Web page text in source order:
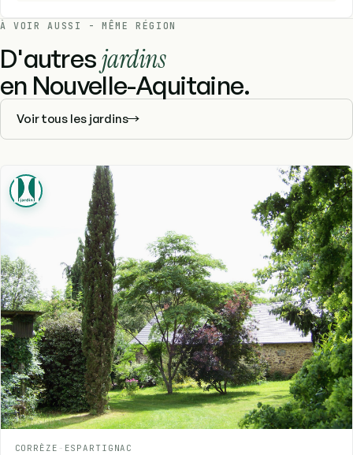
À VOIR AUSSI - MÊME RÉGION
D'autresjardins
en Nouvelle-Aquitaine.
Voir tous les jardins
CORRÈZE - ESPARTIGNAC